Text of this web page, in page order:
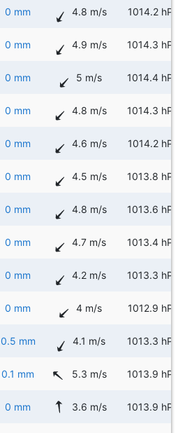
0 mm 4.8 m/s 1014.2 hPa
0 mm 4.9 m/s 1014.3 hPa
0 mm 5 m/s 1014.4 hPa
0 mm 4.8 m/s 1014.3 hPa
0 mm 4.6 m/s 1014.2 hPa
0 mm 4.5 m/s 1013.8 hPa
0 mm 4.8 m/s 1013.6 hPa
0 mm 4.7 m/s 1013.4 hPa
0 mm 4.2 m/s 1013.3 hPa
0 mm 4 m/s 1012.9 hPa
0.5 mm 4.1 m/s 1013.3 hPa
0.1 mm 5.3 m/s 1013.9 hPa
0 mm 3.6 m/s 1013.9 hPa